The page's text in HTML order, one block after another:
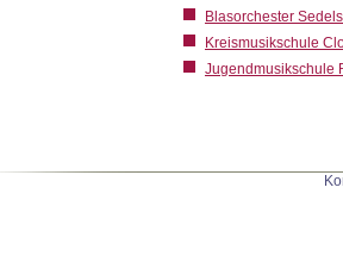
Blasorchester
Kreismusikschule
Jugendmusikschule